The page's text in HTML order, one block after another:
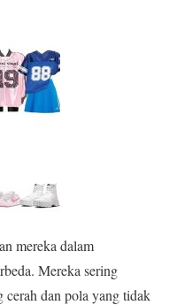
mereka dalam
Mereka sering
cerah dan pola yang tidak